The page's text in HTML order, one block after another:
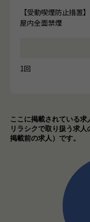
【受動喫煙防止措置】
屋内全面禁煙
1回
ここに掲載されている求
リラシクで取り扱う求
掲載前の求人）です。